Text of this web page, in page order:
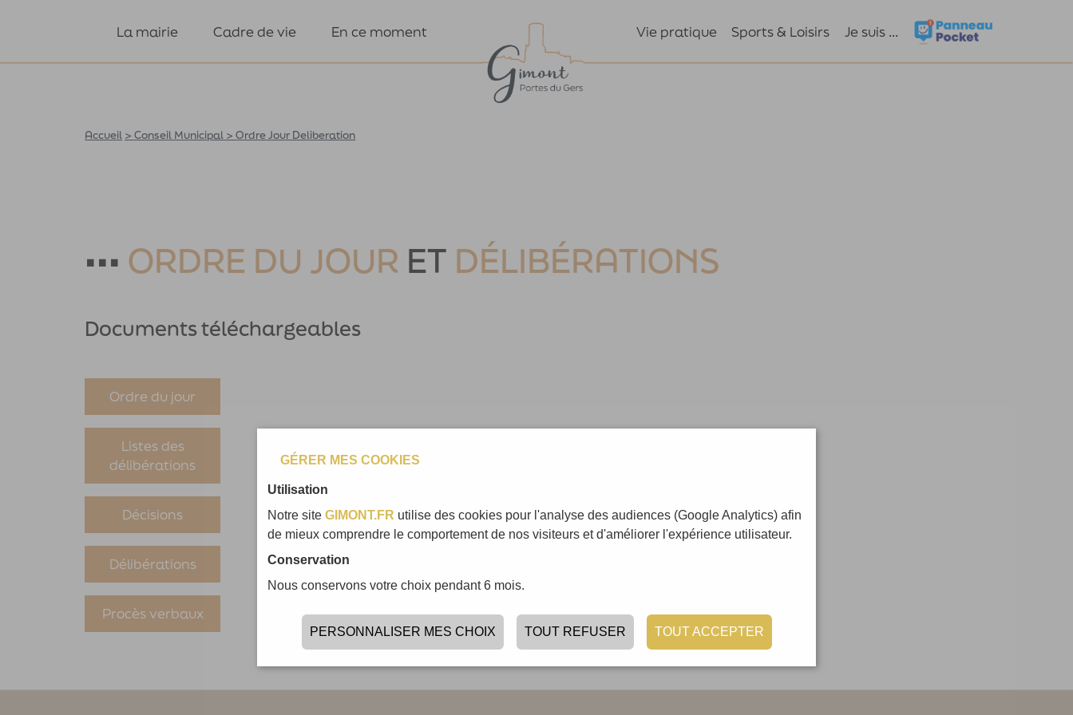
La mairie Cadre de vie En ce moment Vie pratique Sports & Loisirs Je suis ...
Accueil >Conseil Municipal >Ordre Jour Deliberation
••• ORDRE DU JOUR ET DÉLIBÉRATIONS
Documents téléchargeables
Ordre du jour
Listes des
délibérations
Décisions
Délibérations
Procès verbaux
GÉRER MES COOKIES
Utilisation
Notre siteGIMONT.FR utilise des cookies pour l'analyse des audiences (Google Analytics) afin
de mieux comprendre le comportement de nos visiteurs et d'améliorer l'expérience utilisateur.
Conservation
Nous conservons votre choix pendant 6 mois.
PERSONNALISER MES CHOIX TOUT REFUSER TOUT ACCEPTER